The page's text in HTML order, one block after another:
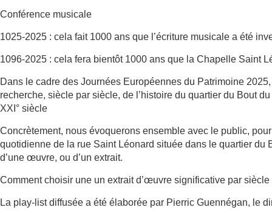
Conférence musicale
1025-2025 : cela fait 1000 ans que l’écriture musicale a été
1096-2025 : cela fera bientôt 1000 ans que la Chapelle Saint
Dans le cadre des Journées Européennes du Patrimoine
recherche, siècle par siècle, de l’histoire du quartier du Bout
XXI° siècle
Concrètement, nous évoquerons ensemble avec le public,
quotidienne de la rue Saint Léonard située dans le quartier du
d’une œuvre, ou d’un extrait.
Comment choisir une un extrait d’œuvre significative par
La play-list diffusée a été élaborée par Pierric Guennégan, le